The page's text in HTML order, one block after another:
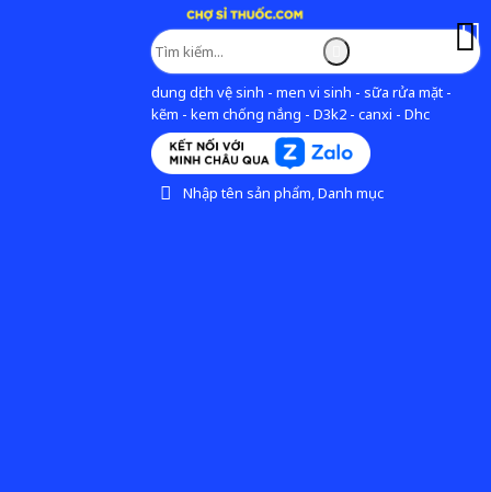
dung dịch vệ sinh - men vi sinh - sữa rửa mặt -
kẽm - kem chống nắng - D3k2 - canxi - Dhc
Nhập tên sản phẩm, Danh mục